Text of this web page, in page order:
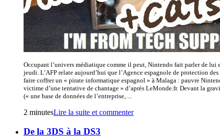
Occupant l’univers médiatique comme il peut, Nintendo fait parler de lui
jeudi. L’AFP relate aujourd’hui que l’Agence espagnole de protection
faire coffrer un « pirate informatique espagnol » à Malaga : pauvre
victime d’une tentative de chantage » d’après LeMonde.fr. Devant la
(« une base de données de l’entreprise, ...
2 minutesLire la suite et commenter
De la 3DS à la DS3